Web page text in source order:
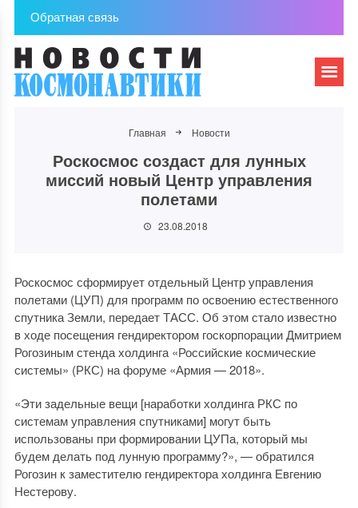
Обратная связь
Главная Новости
Роскосмос создаст для лунных
миссий новый Центр управления
полетами
23.08.2018
Роскосмос сформирует отдельный Центр управления
полетами (ЦУП) для программ по освоению естественного
спутника Земли, передает ТАСС. Об этом стало известно
в ходе посещения гендиректором госкорпорации Дмитрием
Рогозиным стенда холдинга «Российские космические
системы» (РКС) на форуме «Армия — 2018».
«Эти задельные вещи [наработки холдинга РКС по
системам управления спутниками] могут быть
использованы при формировании ЦУПа, который мы
будем делать под лунную программу?», — обратился
Рогозин к заместителю гендиректора холдинга Евгению
Нестерову.